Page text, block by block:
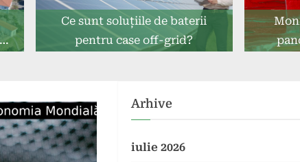
Ce sunt soluțiile de baterii
pentru case off-grid?
Arhive
iulie 2026